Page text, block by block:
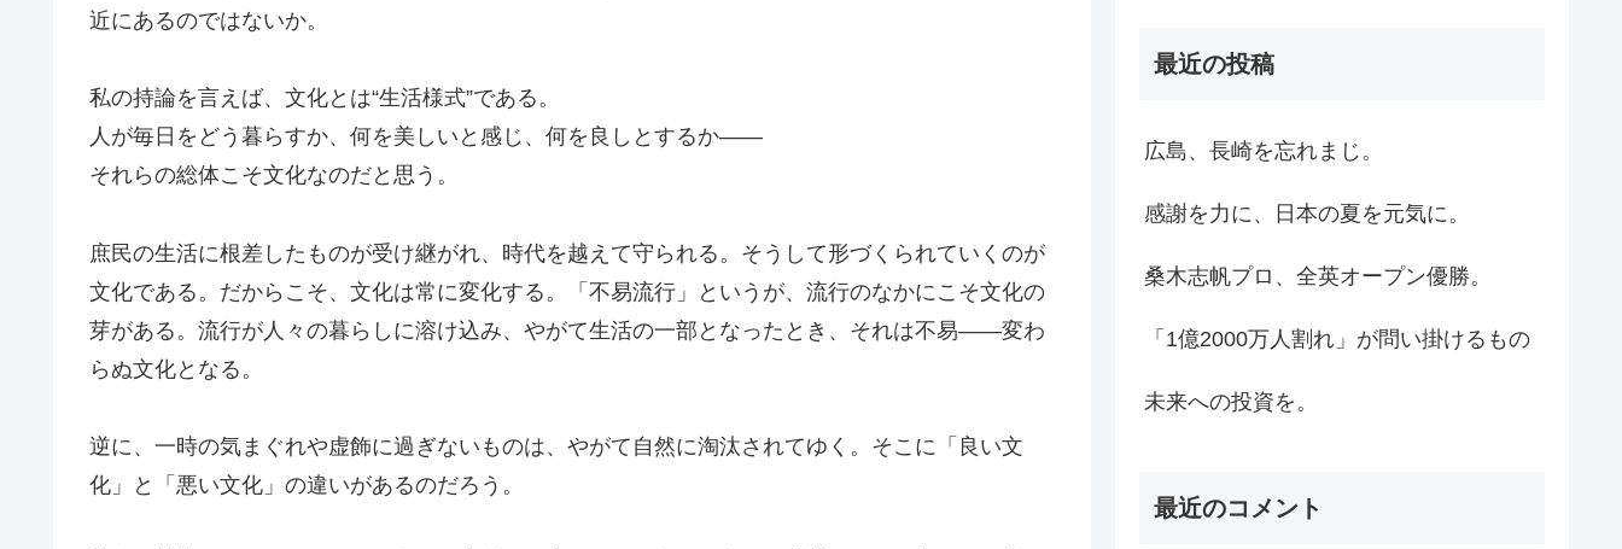
近にあるのではないか。
私の持論を言えば、文化とは“生活様式”である。
人が毎日をどう暮らすか、何を美しいと感じ、何を良しとするか――
それらの総体こそ文化なのだと思う。
庶民の生活に根差したものが受け継がれ、時代を越えて守られる。そうして形づくられていくのが
文化である。だからこそ、文化は常に変化する。「不易流行」というが、流行のなかにこそ文化の
芽がある。流行が人々の暮らしに溶け込み、やがて生活の一部となったとき、それは不易――変わ
らぬ文化となる。
逆に、一時の気まぐれや虚飾に過ぎないものは、やがて自然に淘汰されてゆく。そこに「良い文
化」と「悪い文化」の違いがあるのだろう。
最近の投稿
広島、長崎を忘れまじ。
感謝を力に、日本の夏を元気に。
桑木志帆プロ、全英オープン優勝。
「1億2000万人割れ」が問い掛けるもの
未来への投資を。
最近のコメント